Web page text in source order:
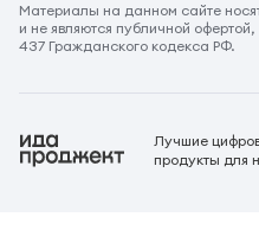
Материалы на данном сайте
и не являются публичной
437 Гражданского кодекса РФ.
Лучшие
продукты для